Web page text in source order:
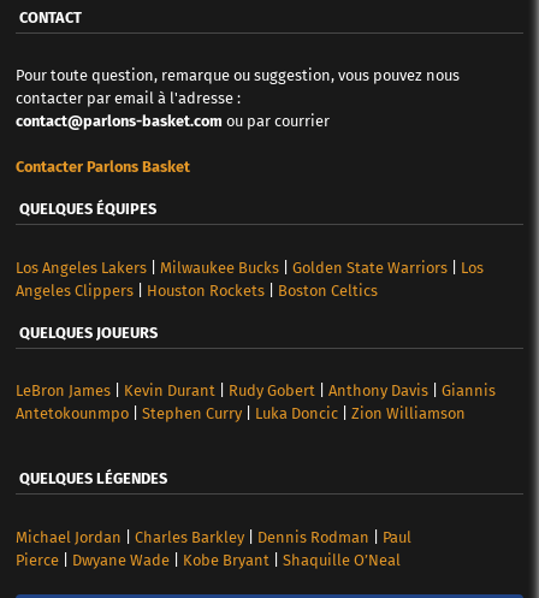
CONTACT
Pour toute question, remarque ou suggestion, vous pouvez nous
contacter par email à l'adresse :
contact@parlons-basket.com ou par courrier
Contacter Parlons Basket
QUELQUES ÉQUIPES
Los Angeles Lakers| Milwaukee Bucks| Golden State Warriors| Los
Angeles Clippers| Houston Rockets| Boston Celtics
QUELQUES JOUEURS
LeBron James| Kevin Durant| Rudy Gobert| Anthony Davis| Giannis
Antetokounmpo| Stephen Curry| Luka Doncic| Zion Williamson
QUELQUES LÉGENDES
Michael Jordan Charles Barkley| Dennis Rodman
Paul
Pierce| Dwyane Wade| Kobe Bryant Shaquille O’Neal